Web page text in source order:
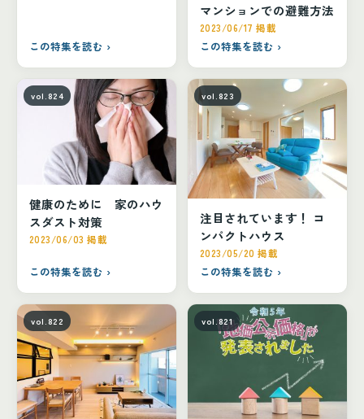
この特集を読む ›
マンションでの避難方法
2023/06/17 掲載
この特集を読む ›
vol.824
健康のために 家のハウ
スダスト対策
2023/06/03 掲載
この特集を読む ›
vol.823
注目されています！ コ
ンパクトハウス
2023/05/20 掲載
この特集を読む ›
vol.822 vol.821